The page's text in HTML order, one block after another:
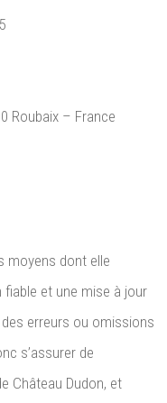
Roubaix – France
moyens dont elle
et une mise à jour
erreurs ou omissions
s’assurer de
Château Dudon, et